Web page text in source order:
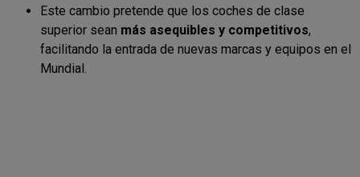
Este cambio pretende que los coches de clase
superior sean más asequibles y competitivos,
facilitando la entrada de nuevas marcas y equipos en el
Mundial.